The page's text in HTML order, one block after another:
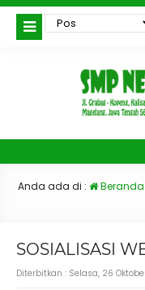
Anda ada di : Beranda
SOSIALISASI
Diterbitkan : Selasa, 26